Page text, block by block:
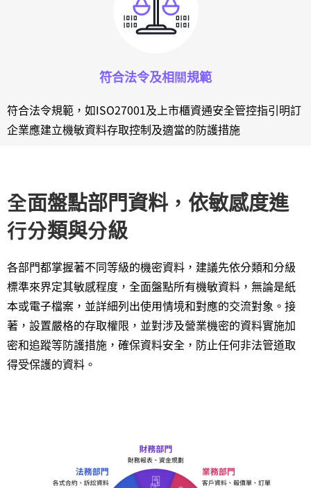
符合法令及相關規範
符合法令規範，如ISO27001及上市櫃資通安全管控指引明訂
企業應建立機敏資料存取控制及適當的防護措施
全面盤點部門資料，依敏感度進
行分類與分級
各部門都掌握著不同等級的機密資料，建議先依分類和分級
標準來界定其敏感程度，全面盤點所有機敏資料，無論是紙
本或電子檔案，並詳細列出使用情境和對應的交流對象。接
著，設置嚴格的存取權限，並對涉及營業機密的資料實施加
密和追蹤等防護措施，確保資料安全，防止任何非法管道取
得受保護的資料。